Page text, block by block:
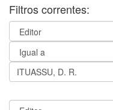
Filtros correntes: